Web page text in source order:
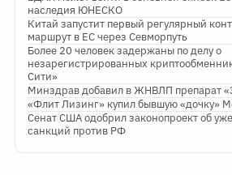
наследия ЮНЕСКО
Китай запустит первый регулярный
маршрут в ЕС через Севморпуть
Более 20 человек задержаны по делу о
незарегистрированных
Сити»
Минздрав добавил в ЖНВЛП препарат
«Флит Лизинг» купил бывшую «дочку»
Сенат США одобрил законопроект об
санкций против РФ